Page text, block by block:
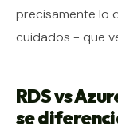
precisamente lo
cuidados - que
RDS vs
se